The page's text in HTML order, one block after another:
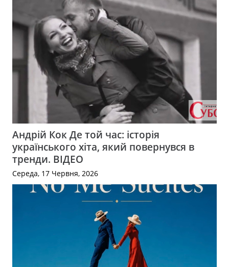
Андрій Кок Де той час: історія
українського хіта, який повернувся в
тренди. ВІДЕО
Середа, 17 Червня, 2026